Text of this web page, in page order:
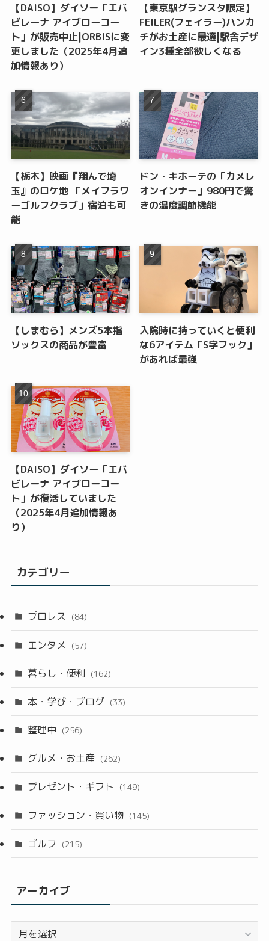
【DAISO】ダイソー「エバ
ビレーナ アイブローコー
ト」が販売中止|ORBISに変
更しました（2025年4月追
加情報あり）
【東京駅グランスタ限定】
FEILER(フェイラー)ハンカ
チがお土産に最適|駅舎デザ
イン3種全部欲しくなる
【栃木】映画『翔んで埼
玉』のロケ地 「メイフラワ
ーゴルフクラブ」宿泊も可
能
ドン・キホーテの「カメレ
オンインナー」980円で驚
きの温度調節機能
【しまむら】メンズ5本指
ソックスの商品が豊富
入院時に持っていくと便利
な6アイテム「S字フック」
があれば最強
【DAISO】ダイソー「エバ
ビレーナ アイブローコー
ト」が復活していました
（2025年4月追加情報あ
り）
カテゴリー
プロレス (84)
エンタメ (57)
暮らし・便利 (162)
本・学び・ブログ (33)
整理中 (256)
グルメ・お土産 (262)
プレゼント・ギフト (149)
ファッション・買い物 (145)
ゴルフ (215)
アーカイブ